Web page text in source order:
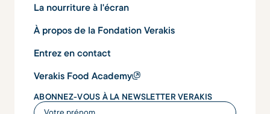
La nourriture à l'écran
À propos de la Fondation Verakis
Entrez en contact
Verakis Food Academy
ABONNEZ-VOUS À LA NEWSLETTER VERAKIS
Votre prénom